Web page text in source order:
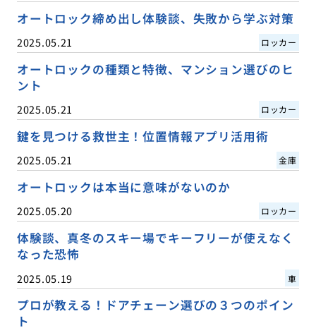
オートロック締め出し体験談、失敗から学ぶ対策
2025.05.21 ロッカー
オートロックの種類と特徴、マンション選びのヒ
ント
2025.05.21 ロッカー
鍵を見つける救世主！位置情報アプリ活用術
2025.05.21 金庫
オートロックは本当に意味がないのか
2025.05.20 ロッカー
体験談、真冬のスキー場でキーフリーが使えなく
なった恐怖
2025.05.19 車
プロが教える！ドアチェーン選びの３つのポイン
ト